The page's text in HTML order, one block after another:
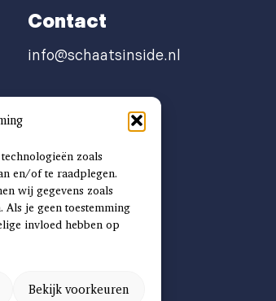
zoals
en/of te raadplegen.
wij gegevens zoals
je geen toestemming
invloed hebben op
Bekijk voorkeuren
Contact
info@schaatsinside.nl